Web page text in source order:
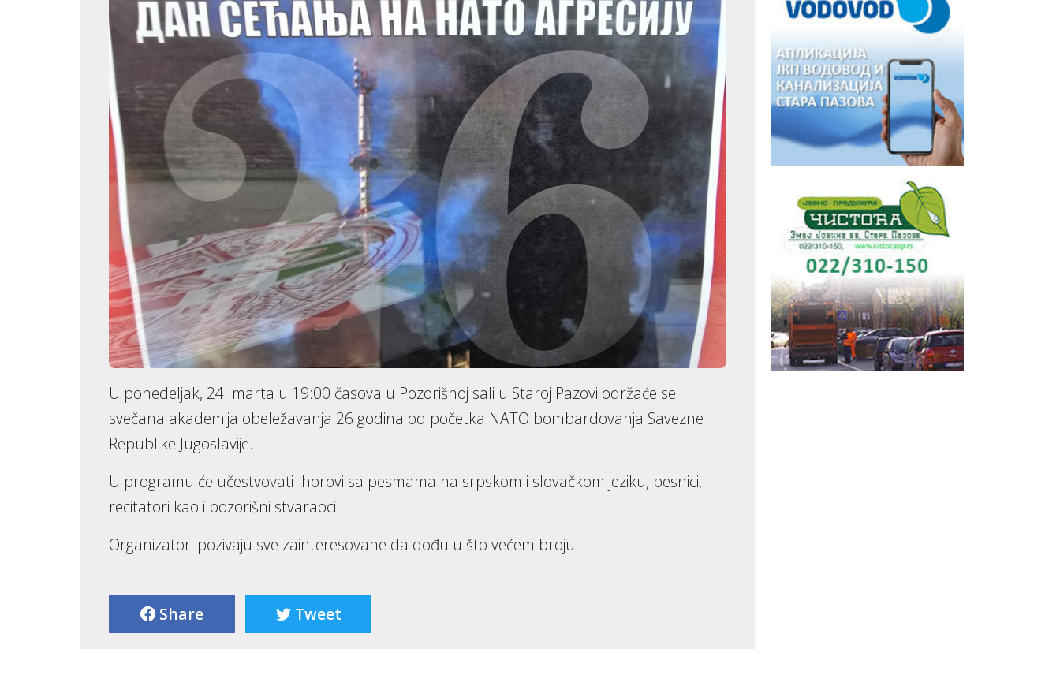
U ponedeljak, 24. marta u 19:00 časova u Pozorišnoj sali u Staroj Pazovi održaće se
svečana akademija obeležavanja 26 godina od početka NATO bombardovanja Savezne
Republike Jugoslavije.
U programu će učestvovati horovi sa pesmama na srpskom i slovačkom jeziku, pesnici,
recitatori kao i pozorišni stvaraoci.
Organizatori pozivaju sve zainteresovane da dođu u što većem broju.
Share Tweet